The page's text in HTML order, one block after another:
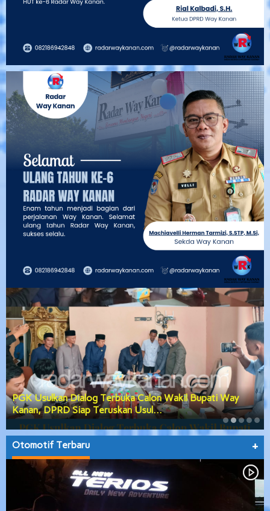
PGK Usulkan Dialog Terbuka Calon Wakil Bupati Way
Kanan, DPRD Siap Teruskan Usul…
Otomotif Terbaru +